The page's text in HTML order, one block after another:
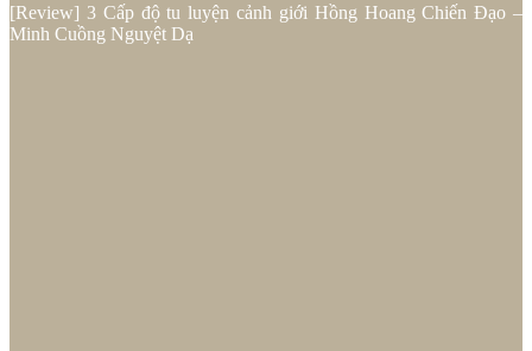
[Review] 3 Cấp độ tu luyện cảnh giới Hồng Hoang Chiến Đạo –
Minh Cuồng Nguyệt Dạ